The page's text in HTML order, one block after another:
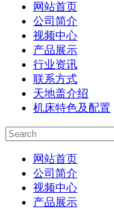
网站首页
公司简介
视频中心
产品展示
行业资讯
联系方式
天地盖介绍
机床特色及配置
网站首页
公司简介
视频中心
产品展示